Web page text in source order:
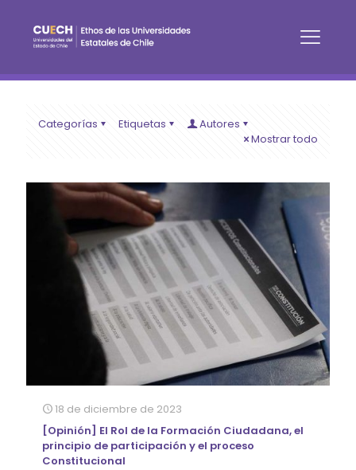
Categorías Etiquetas
Autores
Mostrar todo
18 de diciembre de 2023
[Opinión] El Rol de la Formación Ciudadana, el
principio de participación y el proceso
Constitucional